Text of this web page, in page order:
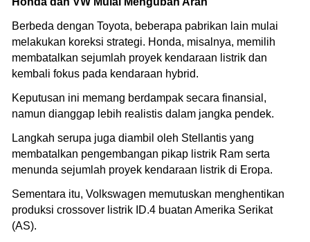
Berbeda dengan Toyota, beberapa pabrikan lain mulai
melakukan koreksi strategi. Honda, misalnya, memilih
membatalkan sejumlah proyek kendaraan listrik dan
kembali fokus pada kendaraan hybrid.
Keputusan ini memang berdampak secara finansial,
namun dianggap lebih realistis dalam jangka pendek.
Langkah serupa juga diambil oleh Stellantis yang
membatalkan pengembangan pikap listrik Ram serta
menunda sejumlah proyek kendaraan listrik di Eropa.
Sementara itu, Volkswagen memutuskan menghentikan
produksi crossover listrik ID.4 buatan Amerika Serikat
(AS).